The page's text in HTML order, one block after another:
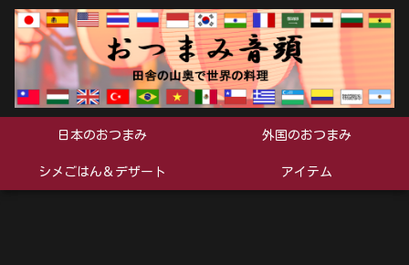
日本のおつまみ 外国のおつまみ
シメごはん＆デザート アイテム